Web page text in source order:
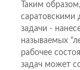
Таким
задачи -
называемых
рабочее
задач может